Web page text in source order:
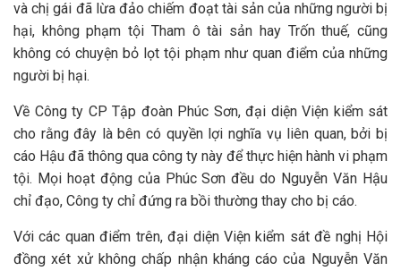
và chị gái đã lừa đảo chiếm đoạt tài sản của những người bị
hại, không phạm tội Tham ô tài sản hay Trốn thuế, cũng
không có chuyện bỏ lọt tội phạm như quan điểm của những
người bị hại.
Về Công ty CP Tập đoàn Phúc Sơn, đại diện Viện kiểm sát
cho rằng đây là bên có quyền lợi nghĩa vụ liên quan, bởi bị
cáo Hậu đã thông qua công ty này để thực hiện hành vi phạm
tội. Mọi hoạt động của Phúc Sơn đều do Nguyễn Văn Hậu
chỉ đạo, Công ty chỉ đứng ra bồi thường thay cho bị cáo.
Với các quan điểm trên, đại diện Viện kiểm sát đề nghị Hội
đồng xét xử không chấp nhận kháng cáo của Nguyễn Văn